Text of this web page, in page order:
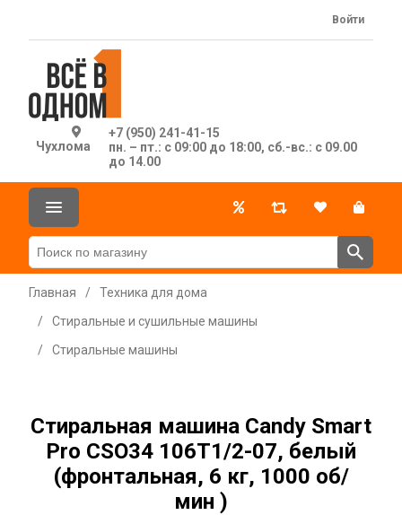
Чухлома
+7 (950) 241-41-15
пн. – пт.: с 09:00 до 18:00, сб.-вс.: с 09.00
до 14.00
Войти
Главная /
Техника для дома
/
Стиральные и сушильные машины
/
Стиральные машины
Стиральная машина Candy Smart
Pro CSO34 106T1/2-07, белый
(фронтальная, 6 кг, 1000 об/
мин )